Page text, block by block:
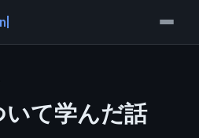
て学んだ話